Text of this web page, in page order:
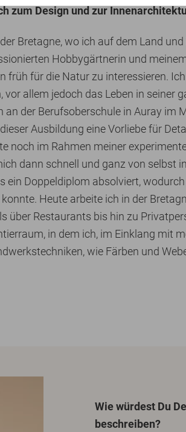
zum Design und zur
Bretagne, wo ich auf dem Land
Hobbygärtnerin und
früh für die Natur zu interessieren.
allem jedoch das Leben in seiner
an der Berufsoberschule in Auray im
Ausbildung eine Vorliebe für
noch im Rahmen meiner
dann schnell und ganz von selbst
ein Doppeldiplom absolviert,
Heute arbeite ich in der
über Restaurants bis hin zu
in dem ich, im Einklang mit
wie Färben und
Wie würdest Du
beschreiben?